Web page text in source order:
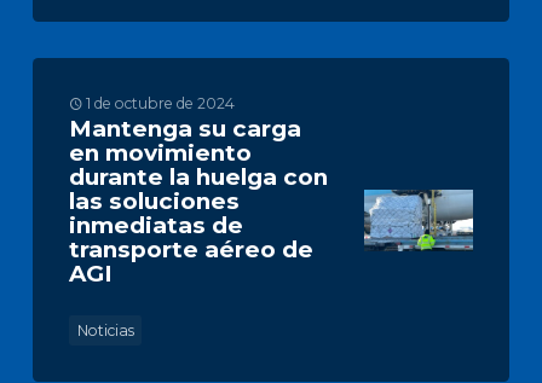
1 de octubre de 2024
Mantenga su carga
en movimiento
durante la huelga con
las soluciones
inmediatas de
transporte aéreo de
AGI
Noticias